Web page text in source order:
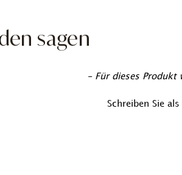
sagen
- Für dieses Produkt
Schreiben Sie